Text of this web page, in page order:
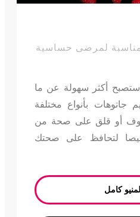
مناسبة لمرضى حساسية
ستصبح أكثر سهولة عن ما
جاتوهات بأنواع مختلفة
أو قلق على صحة من
لتحافظ على صحتك
كامل